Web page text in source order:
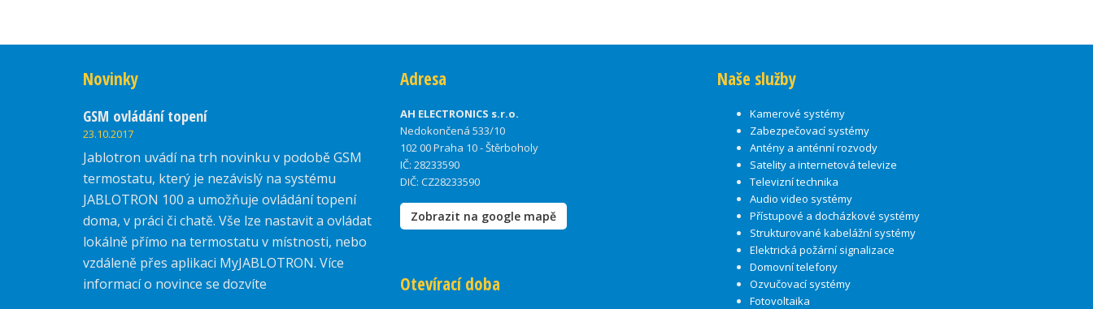
Novinky
GSM ovládání topení
23.10.2017
Jablotron uvádí na trh novinku v podobě GSM
termostatu, který je nezávislý na systému
JABLOTRON 100 a umožňuje ovládání topení
doma, v práci či chatě. Vše lze nastavit a ovládat
lokálně přímo na termostatu v místnosti, nebo
vzdáleně přes aplikaci MyJABLOTRON. Více
informací o novince se dozvíte
Adresa
AH ELECTRONICS s.r.o.
Nedokončená 533/10
102 00 Praha 10 - Štěrboholy
IČ: 28233590
DIČ: CZ28233590
Zobrazit na google mapě
Otevírací doba
Naše služby
Kamerové systémy
Zabezpečovací systémy
Antény a anténní rozvody
Satelity a internetová televize
Televizní technika
Audio video systémy
Přístupové a docházkové systémy
Strukturované kabelážní systémy
Elektrická požární signalizace
Domovní telefony
Ozvučovací systémy
Fotovoltaika